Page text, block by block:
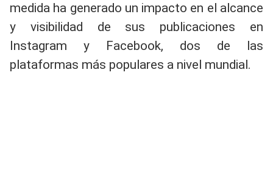
medida ha generado un impacto en el alcance
y visibilidad de sus publicaciones en
Instagram y Facebook, dos de las
plataformas más populares a nivel mundial.